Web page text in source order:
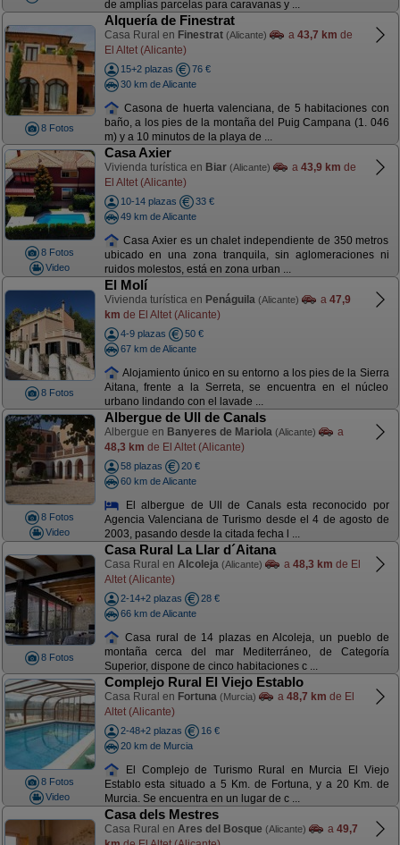
de amplias parcelas para caravanas y ...
8 Fotos
Alquería de Finestrat
Casa Rural en Finestrat (Alicante) a 43,7 km de
El Altet (Alicante)
15+2 plazas
76 €
30 km de Alicante
Casona de huerta valenciana, de 5 habitaciones con
baño, a los pies de la montaña del Puig Campana (1. 046
m) y a 10 minutos de la playa de ...
8 Fotos
Video
Casa Axier
Vivienda turística en Biar (Alicante) a 43,9 km de
El Altet (Alicante)
10-14 plazas
33 €
49 km de Alicante
Casa Axier es un chalet independiente de 350 metros
ubicado en una zona tranquila, sin aglomeraciones ni
ruidos molestos, está en zona urban ...
8 Fotos
El Molí
Vivienda turística en Penáguila (Alicante) a 47,9
km de El Altet (Alicante)
4-9 plazas
50 €
67 km de Alicante
Alojamiento único en su entorno a los pies de la Sierra
Aitana, frente a la Serreta, se encuentra en el núcleo
urbano lindando con el lavade ...
8 Fotos
Video
Albergue de Ull de Canals
Albergue en Banyeres de Mariola (Alicante)
a
48,3 km de El Altet (Alicante)
58 plazas
20 €
60 km de Alicante
El albergue de Ull de Canals esta reconocido por
Agencia Valenciana de Turismo desde el 4 de agosto de
2003, pasando desde la citada fecha l ...
8 Fotos
Casa Rural La Llar d´Aitana
Casa Rural en Alcoleja (Alicante) a 48,3 km de El
Altet (Alicante)
2-14+2 plazas
28 €
66 km de Alicante
Casa rural de 14 plazas en Alcoleja, un pueblo de
montaña cerca del mar Mediterráneo, de Categoría
Superior, dispone de cinco habitaciones c ...
8 Fotos
Video
Complejo Rural El Viejo Establo
Casa Rural en Fortuna (Murcia) a 48,7 km de El
Altet (Alicante)
2-48+2 plazas
16 €
20 km de Murcia
El Complejo de Turismo Rural en Murcia El Viejo
Establo esta situado a 5 Km. de Fortuna, y a 20 Km. de
Murcia. Se encuentra en un lugar de c ...
Casa dels Mestres
Casa Rural en Ares del Bosque (Alicante) a 49,7